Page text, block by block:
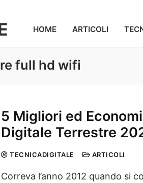
HOME ARTICOLI
full hd wifi
5 Migliori ed
Digitale Terrestre
TECNICADIGITALE ARTICOLI
Correva l’anno 2012 quando si